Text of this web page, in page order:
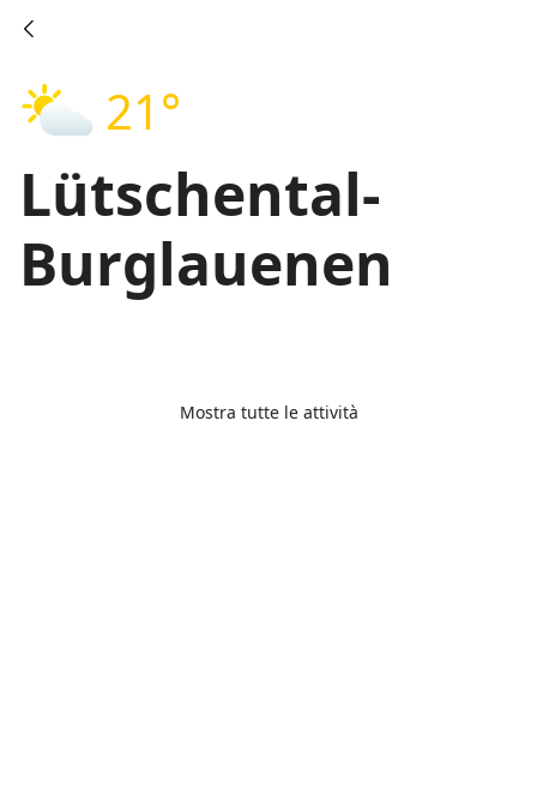
21°
Lütschental-
Burglauenen
Mostra tutte le attività